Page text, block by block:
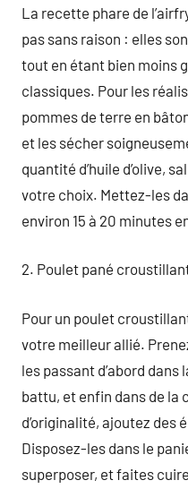
La recette phare de
pas sans raison : elles
tout en étant bien moins
classiques. Pour les
pommes de terre en
et les sécher
quantité d’huile d’olive,
votre choix. Mettez-les
environ 15 à 20 minutes
2. Poulet pané
Pour un poulet
votre meilleur allié.
les passant d’abord
battu, et enfin dans de la
d’originalité, ajoutez des
Disposez-les dans le
superposer, et faites